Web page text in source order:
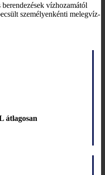
vízhozamától
személyenkénti melegvíz-
átlagosan